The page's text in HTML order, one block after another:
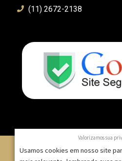
(11) 2672-2138
Valorizamos sua
Usamos cookies em nosso site